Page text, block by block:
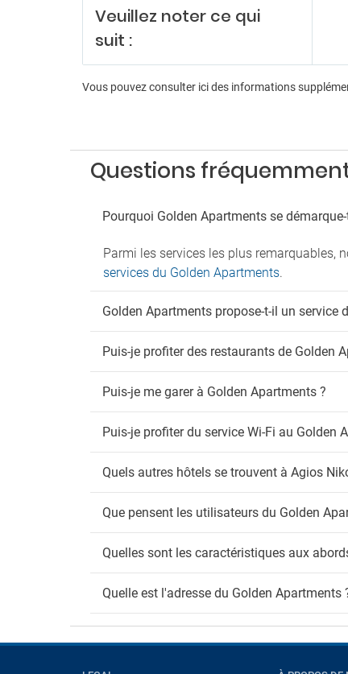
Veuillez noter ce qui
suit :
Vous pouvez consulter ici des informations
Questions
Pourquoi Golden Apartments se
Parmi les services les plus remarquables,
services du Golden Apartments.
Golden Apartments propose-t-il un service
Puis-je profiter des restaurants de Golden
Puis-je me garer à Golden Apartments ?
Puis-je profiter du service Wi-Fi au Golden
Quels autres hôtels se trouvent à Agios
Que pensent les utilisateurs du Golden
Quelles sont les caractéristiques aux
Quelle est l'adresse du Golden Apartments